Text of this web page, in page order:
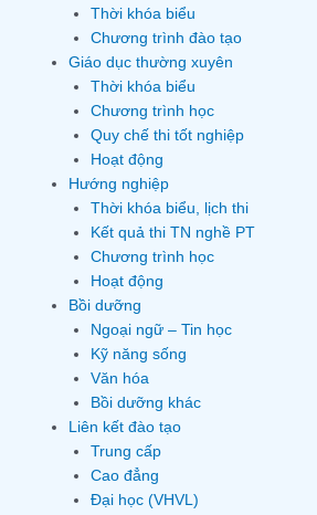
Thời khóa biểu
Chương trình đào tạo
Giáo dục thường xuyên
Thời khóa biểu
Chương trình học
Quy chế thi tốt nghiệp
Hoạt động
Hướng nghiệp
Thời khóa biểu, lịch thi
Kết quả thi TN nghề PT
Chương trình học
Hoạt động
Bồi dưỡng
Ngoại ngữ – Tin học
Kỹ năng sống
Văn hóa
Bồi dưỡng khác
Liên kết đào tạo
Trung cấp
Cao đẳng
Đại học (VHVL)